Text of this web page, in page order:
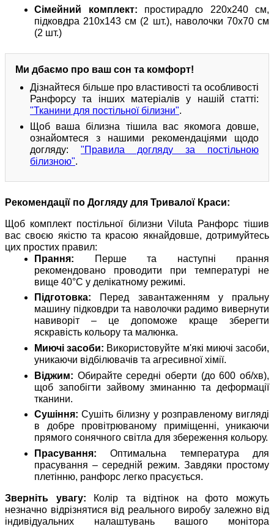
Сімейний комплект: простирадло 220х240 см,
підковдра 210х143 см (2 шт.), наволочки 70х70 см
(2 шт.)
Ми дбаємо про ваш сон та комфорт!
Дізнайтеся більше про властивості та особливості
Ранфорсу та інших матеріалів у нашій статті:
"Тканини для постільної білизни".
Щоб ваша білизна тішила вас якомога довше,
ознайомтеся з нашими рекомендаціями щодо
догляду: "Правила догляду за постільною
білизною".
Рекомендації по Догляду для Тривалої Краси:
Щоб комплект постільної білизни Viluta Ранфорс тішив
вас своєю якістю та красою якнайдовше, дотримуйтесь
цих простих правил:
Прання: Перше та наступні прання
рекомендовано проводити при температурі не
вище 40°C у делікатному режимі.
Підготовка: Перед завантаженням у пральну
машину підковдри та наволочки радимо вивернути
навиворіт – це допоможе краще зберегти
яскравість кольору та малюнка.
Миючі засоби: Використовуйте м'які миючі засоби,
уникаючи відбілювачів та агресивної хімії.
Віджим: Обирайте середні оберти (до 600 об/хв),
щоб запобігти зайвому зминанню та деформації
тканини.
Сушіння: Сушіть білизну у розправленому вигляді
в добре провітрюваному приміщенні, уникаючи
прямого сонячного світла для збереження кольору.
Прасування: Оптимальна температура для
прасування – середній режим. Завдяки простому
плетінню, ранфорс легко прасується.
Зверніть увагу: Колір та відтінок на фото можуть
незначно відрізнятися від реального виробу залежно від
індивідуальних налаштувань вашого монітора